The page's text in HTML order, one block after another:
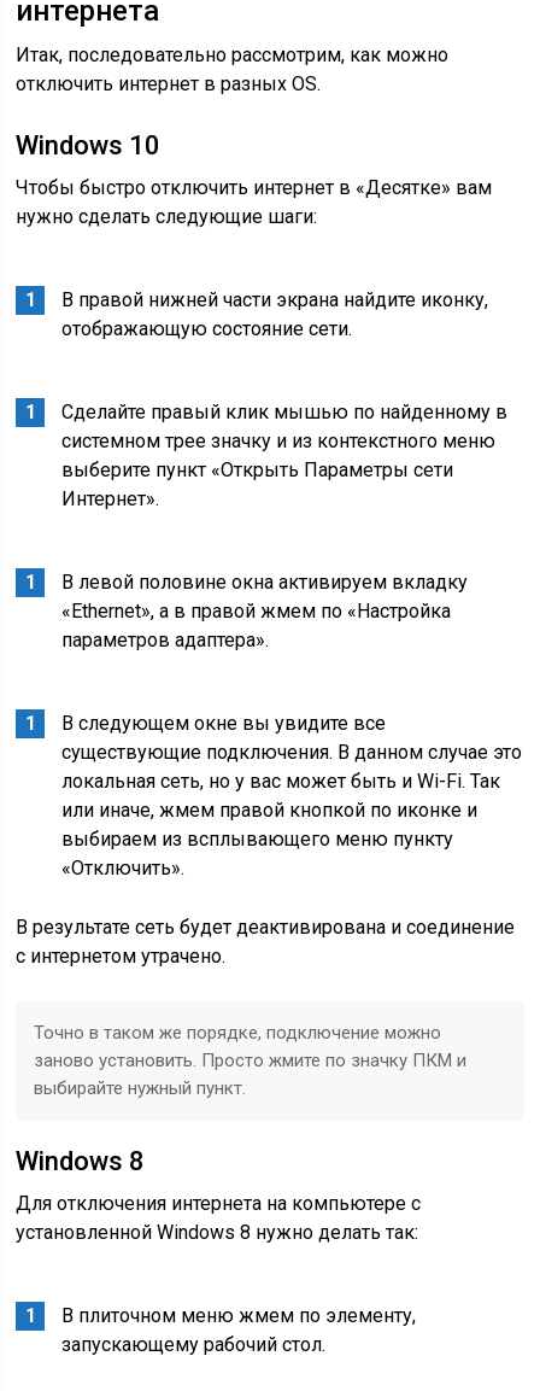
интернета
Итак, последовательно рассмотрим, как можно
отключить интернет в разных OS.
Windows 10
Чтобы быстро отключить интернет в «Десятке» вам
нужно сделать следующие шаги:
В правой нижней части экрана найдите иконку,
отображающую состояние сети.
Сделайте правый клик мышью по найденному в
системном трее значку и из контекстного меню
выберите пункт «Открыть Параметры сети
Интернет».
В левой половине окна активируем вкладку
«Ethernet», а в правой жмем по «Настройка
параметров адаптера».
В следующем окне вы увидите все
существующие подключения. В данном случае это
локальная сеть, но у вас может быть и Wi-Fi. Так
или иначе, жмем правой кнопкой по иконке и
выбираем из всплывающего меню пункту
«Отключить».
В результате сеть будет деактивирована и соединение
с интернетом утрачено.
Точно в таком же порядке, подключение можно
заново установить. Просто жмите по значку ПКМ и
выбирайте нужный пункт.
Windows 8
Для отключения интернета на компьютере с
установленной Windows 8 нужно делать так:
В плиточном меню жмем по элементу,
запускающему рабочий стол.